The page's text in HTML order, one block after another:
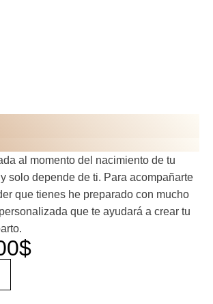
al momento del nacimiento de tu
solo depende de ti. Para acompañarte
que tienes he preparado con mucho
que te ayudará a crear tu
$